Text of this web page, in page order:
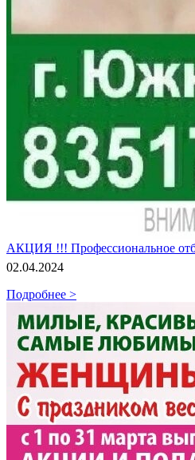
АКЦИЯ !!! Профессиональное
02.04.2024
Подробнее >